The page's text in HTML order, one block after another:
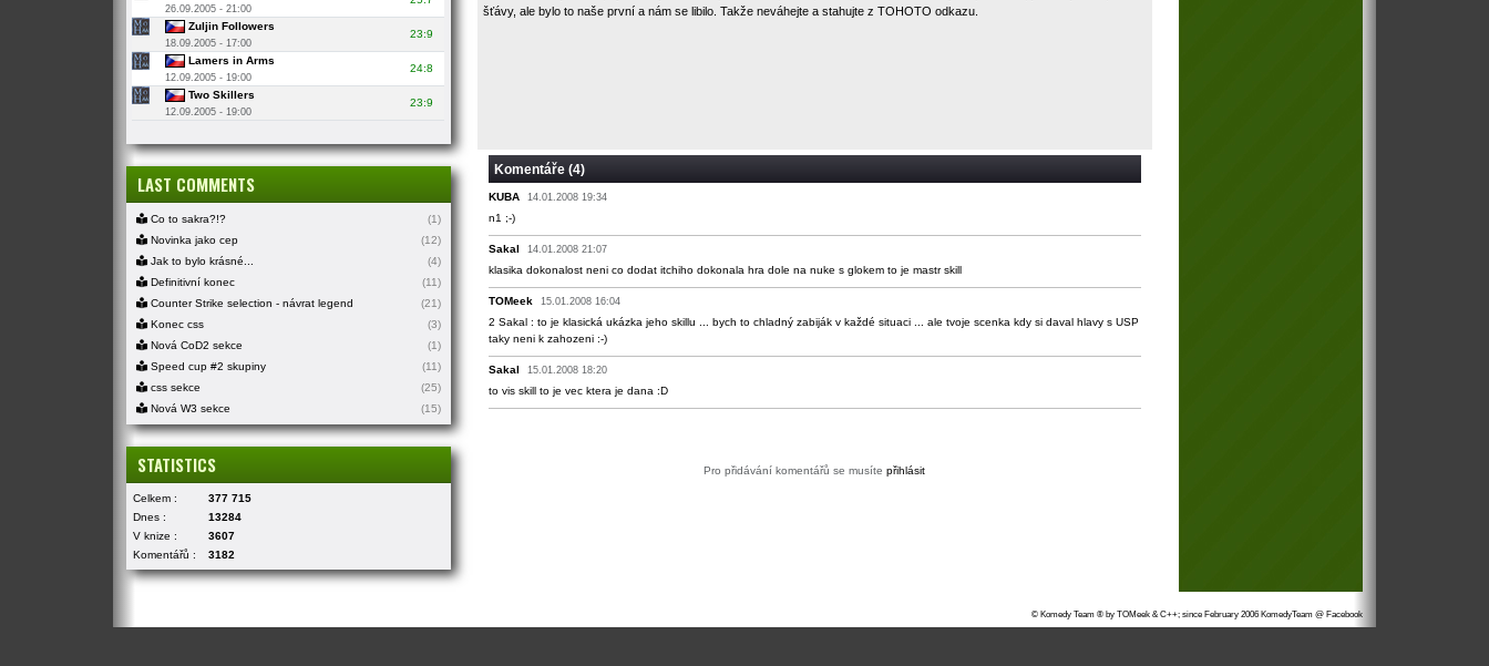
26.09.2005 - 21:00
Zuljin Followers
18.09.2005 - 17:00
23:9
Lamers in Arms
12.09.2005 - 19:00
24:8
Two Skillers
12.09.2005 - 19:00
23:9
LAST COMMENTS
Co to sakra?!?
(1)
Novinka jako cep
(12)
Jak to bylo krásné...
(4)
Definitivní konec
(11)
Counter Strike selection - návrat legend
(21)
Konec css
(3)
Nová CoD2 sekce
(1)
Speed cup #2 skupiny
(11)
css sekce
(25)
Nová W3 sekce
(15)
STATISTICS
Celkem :
377 715
Dnes :
13284
V knize :
3607
Komentářů :
3182
šťávy, ale bylo to naše první a nám se libilo. Takže neváhejte a stahujte z TOHOTO odkazu.
Komentáře (4)
KUBA 14.01.2008 19:34
n1 ;-)
Sakal 14.01.2008 21:07
klasika dokonalost neni co dodat itchiho dokonala hra dole na nuke s glokem to je mastr skill
TOMeek 15.01.2008 16:04
2 Sakal : to je klasická ukázka jeho skillu ... bych to chladný zabiják v každé situaci ... ale tvoje scenka kdy si daval hlavy s USP
taky neni k zahozeni :-)
Sakal 15.01.2008 18:20
to vis skill to je vec ktera je dana :D
Pro přidávání komentářů se musítepřihlásit
© Komedy Team ® by TOMeek & C++; since February 2006 KomedyTeam @ Facebook